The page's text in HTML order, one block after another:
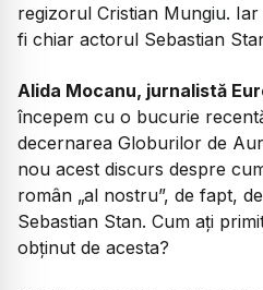
regizorul Cristian Mungiu.
fi chiar actorul Sebastian
Alida Mocanu, jurnalistă
începem cu o bucurie
decernarea Globurilor de
nou acest discurs despre
român „al nostru”, de fapt,
Sebastian Stan. Cum ați
obținut de acesta?